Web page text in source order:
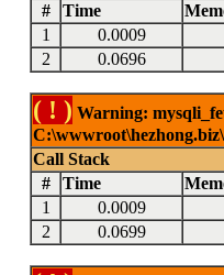
#
Time
1
0.0009
2
0.0696
( ! ) Warning:
Call Stack
#
Time
1
0.0009
2
0.0699